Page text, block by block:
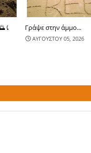
Γράψε στην άμμο...
ΑΥΓΟΥΣΤΟΥ 05, 2026